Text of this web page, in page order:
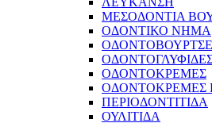
ΜΕΣΟΔΟΝΤΙΑ
ΟΔΟΝΤΙΚΟ ΝΗΜΑ
ΟΔΟΝΤΟΚΡΕΜΕΣ
ΟΔΟΝΤΟΚΡΕΜΕΣ
ΠΕΡΙΟΔΟΝΤΙΤΙΔΑ
ΟΥΛΙΤΙΔΑ